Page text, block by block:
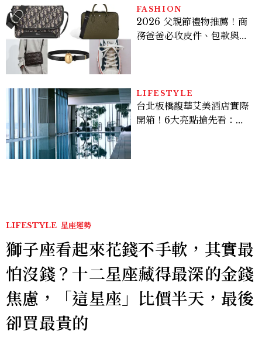
FASHION
2026 父親節禮物推薦！商
務爸爸必收皮件、包款與鞋
LIFESTYLE
台北板橋馥華艾美酒店實際
開箱！6大亮點搶先看：新
LIFESTYLE 星座運勢
獅子座看起來花錢不手軟，其實最
怕沒錢？十二星座藏得最深的金錢
焦慮，「這星座」比價半天，最後
卻買最貴的